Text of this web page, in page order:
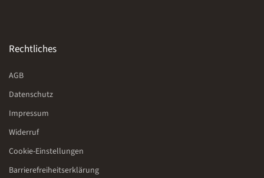
Rechtliches
AGB
Datenschutz
Impressum
Widerruf
Cookie-Einstellungen
Barrierefreiheitserklärung